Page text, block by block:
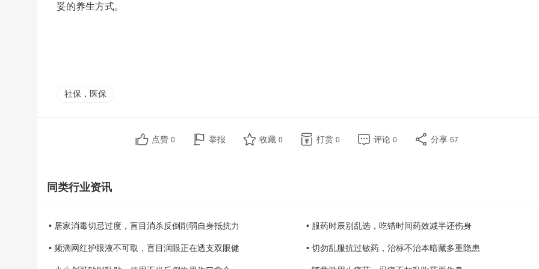
妥的养生方式。
社保，医保
点赞 0 举报 收藏 0 打赏 0 评论 0 分享 67
同类行业资讯
• 居家消毒切忌过度，盲目消杀反倒削弱自身抵抗力 • 服药时辰别乱选，吃错时间药效减半还伤身
• 频滴网红护眼液不可取，盲目润眼正在透支双眼健 • 切勿乱服抗过敏药，治标不治本暗藏多重隐患